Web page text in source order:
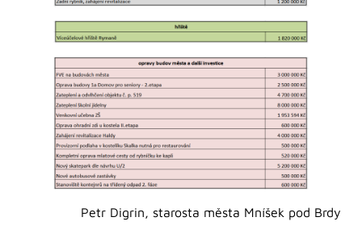
Petr Digrin, starosta města Mníšek pod Brdy